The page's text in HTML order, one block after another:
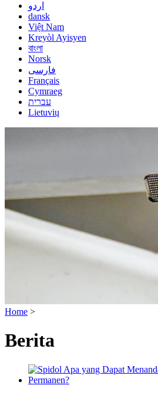
اردو
dansk
Việt Nam
Kreyòl Ayisyen
বাংলা
Norsk
فارسی
Français
Cymraeg
עברית
Lietuvių
Home >
Berita